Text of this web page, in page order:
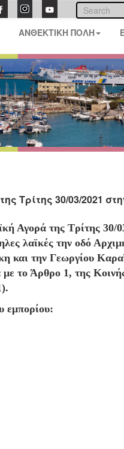
ΑΝΘΕΚΤΙΚΗ ΠΟΛΗ
Τρίτης 30/03/2021
Αγορά της Τρίτης 30/
λαϊκές την οδό
και την Γεωργίου
το Άρθρο 1, της
εμπορίου: